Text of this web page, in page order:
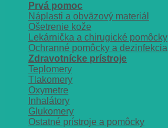
Prvá pomoc
Náplasti a obväzový materiál
Ošetrenie kože
Lekárnička a chirugické pomôcky
Ochranné pomôcky a dezinfekcia
Zdravotnícke prístroje
Teplomery
Tlakomery
Oxymetre
Inhalátory
Glukomery
Ostatné prístroje a pomôcky